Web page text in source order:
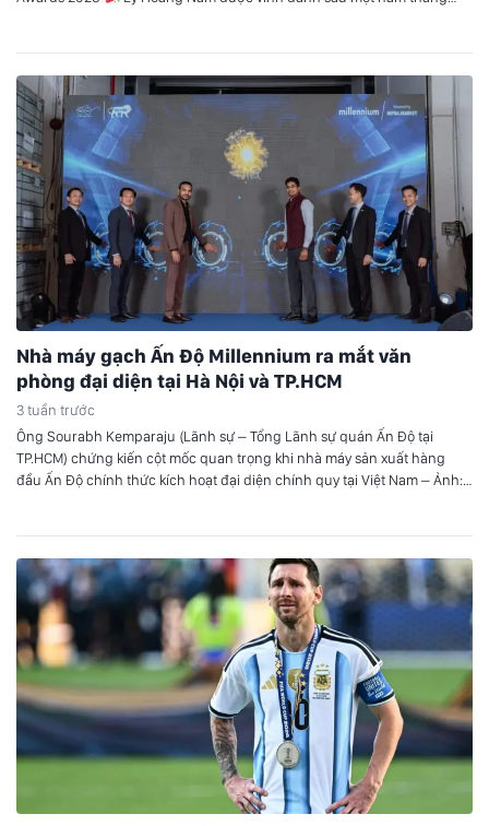
Nhà máy gạch Ấn Độ Millennium ra mắt văn
phòng đại diện tại Hà Nội và TP.HCM
3 tuần trước
Ông Sourabh Kemparaju (Lãnh sự – Tổng Lãnh sự quán Ấn Độ tại
TP.HCM) chứng kiến cột mốc quan trọng khi nhà máy sản xuất hàng
đầu Ấn Độ chính thức kích hoạt đại diện chính quy tại Việt Nam – Ảnh: